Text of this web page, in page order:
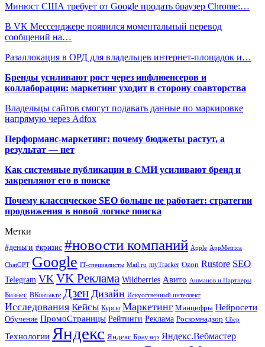
Минюст США требует от Google продать браузер Chrome:…
В VK Мессенджере появился моментальный перевод
сообщений на…
Разаллокация в ОРД для владельцев интернет-площадок и…
Бренды усиливают рост через инфлюенсеров и
коллаборации: маркетинг уходит в сторону соавторства
Владельцы сайтов смогут подавать данные по маркировке
напрямую через Adfox
Перформанс-маркетинг: почему бюджеты растут, а
результат — нет
Как системные публикации в СМИ усиливают бренд и
закрепляют его в поиске
Почему классическое SEO больше не работает: стратегии
продвижения в новой логике поиска
Метки
#деньги #кризис #новости компаний Apple AppMetrica
ChatGPT Google IT-специалисты Mail.ru myTracker Ozon Rustore SEO
Telegram VK VK Реклама Wildberries Авито Ашманов и Партнеры
Бизнес ВКонтакте Дзен Дизайн Искусственный интеллект
Исследования Кейсы Курсы Маркетинг Минцифры Нейросети
Обучение ПромоСтраницы Рейтинги Реклама Роскомнадзор Сбер
Технологии Яндекс Яндекс.Браузер Яндекс.Вебмастер